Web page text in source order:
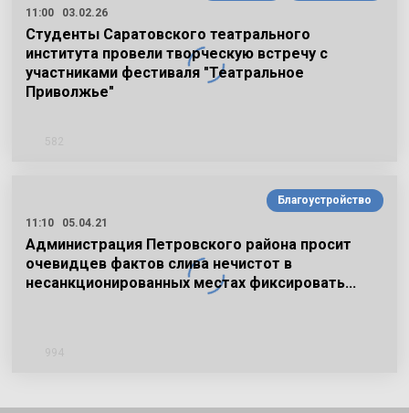
11:00
03.02.26
Студенты Саратовского театрального
института провели творческую встречу с
участниками фестиваля "Театральное
Приволжье"
Благоустройство
11:10
05.04.21
Администрация Петровского района просит
очевидцев фактов слива нечистот в
несанкционированных местах фиксировать…